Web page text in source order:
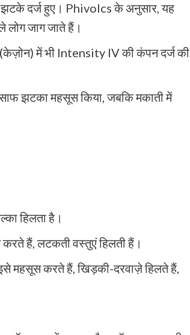
दर्ज हुए। Phivolcs के अनुसार, यह
लोग जाग जाते हैं।
(केज़ोन) में भी Intensity IV की कंपन दर्ज की
झटका महसूस किया, जबकि मकाती में
हिलता है।
हैं, लटकती वस्तुएं हिलती हैं।
महसूस करते हैं, खिड़की-दरवाज़े हिलते हैं,